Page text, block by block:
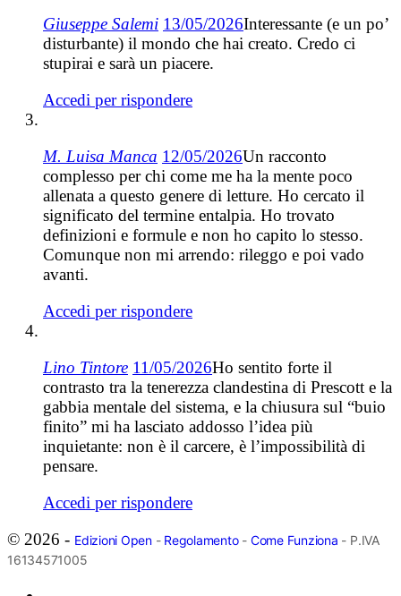
Giuseppe Salemi 13/05/2026Interessante (e un po’
disturbante) il mondo che hai creato. Credo ci
stupirai e sarà un piacere.
Accedi per rispondere
M. Luisa Manca 12/05/2026Un racconto
complesso per chi come me ha la mente poco
allenata a questo genere di letture. Ho cercato il
significato del termine entalpia. Ho trovato
definizioni e formule e non ho capito lo stesso.
Comunque non mi arrendo: rileggo e poi vado
avanti.
Accedi per rispondere
Lino Tintore 11/05/2026Ho sentito forte il
contrasto tra la tenerezza clandestina di Prescott e la
gabbia mentale del sistema, e la chiusura sul “buio
finito” mi ha lasciato addosso l’idea più
inquietante: non è il carcere, è l’impossibilità di
pensare.
Accedi per rispondere
© 2026 - Edizioni Open- Regolamento- Come Funziona - P.IVA
16134571005